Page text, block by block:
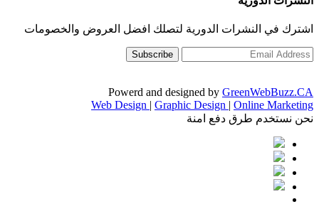
اشترك في النشرات الدورية لتصلك افضل العروض والخصومات
Powerd and designed by GreenWebBuzz.CA
Web Design | Graphic Design | Online Marketing
نحن نستخدم طرق دفع امنة